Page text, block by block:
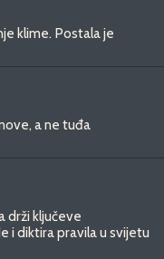
klime. Postala je
a ne tuđa
drži ključeve
i diktira pravila u svijetu